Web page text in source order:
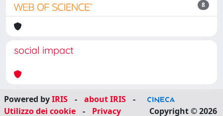
8
social impact
Powered byIRIS - about IRIS
-
Utilizzo dei cookie
- Privacy Copyright © 2026